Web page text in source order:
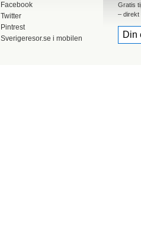
Facebook
Twitter
Pintrest
Sverigeresor.se i mobilen
Gratis
– direkt